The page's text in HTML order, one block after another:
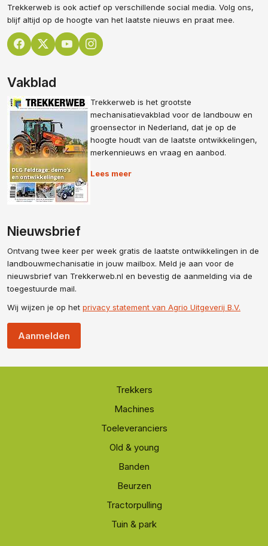
Trekkerweb is ook actief op verschillende social media. Volg ons,
blijf altijd op de hoogte van het laatste nieuws en praat mee.
Vakblad
Trekkerweb is het grootste
mechanisatievakblad voor de landbouw en
groensector in Nederland, dat je op de
hoogte houdt van de laatste ontwikkelingen,
merkennieuws en vraag en aanbod.
Lees meer
Nieuwsbrief
Ontvang twee keer per week gratis de laatste ontwikkelingen in de
landbouwmechanisatie in jouw mailbox. Meld je aan voor de
nieuwsbrief van Trekkerweb.nl en bevestig de aanmelding via de
toegestuurde mail.
Wij wijzen je op het privacy statement van Agrio Uitgeverij B.V.
Aanmelden
Trekkers
Machines
Toeleveranciers
Old & young
Banden
Beurzen
Tractorpulling
Tuin & park